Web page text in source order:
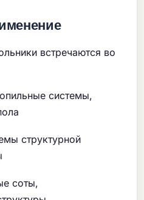
встречаются во
системы,
структурной
соты,